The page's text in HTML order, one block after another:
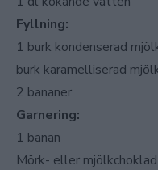
Fyllning:
1 burk kondenserad
burk karamelliserad
2 bananer
Garnering:
1 banan
Mörk- eller mjölkchoklad